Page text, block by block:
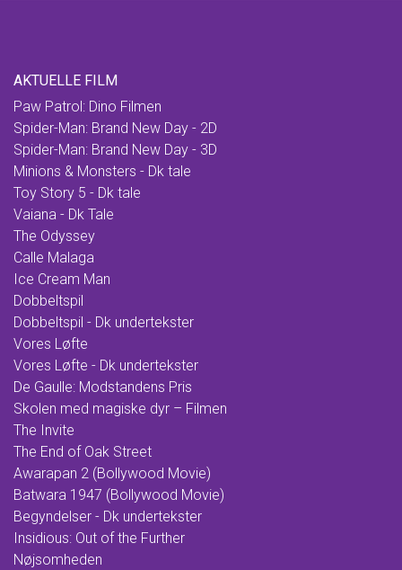
AKTUELLE FILM
Paw Patrol: Dino Filmen
Spider-Man: Brand New Day - 2D
Spider-Man: Brand New Day - 3D
Minions & Monsters - Dk tale
Toy Story 5 - Dk tale
Vaiana - Dk Tale
The Odyssey
Calle Malaga
Ice Cream Man
Dobbeltspil
Dobbeltspil - Dk undertekster
Vores Løfte
Vores Løfte - Dk undertekster
De Gaulle: Modstandens Pris
Skolen med magiske dyr – Filmen
The Invite
The End of Oak Street
Awarapan 2 (Bollywood Movie)
Batwara 1947 (Bollywood Movie)
Begyndelser - Dk undertekster
Insidious: Out of the Further
Nøjsomheden